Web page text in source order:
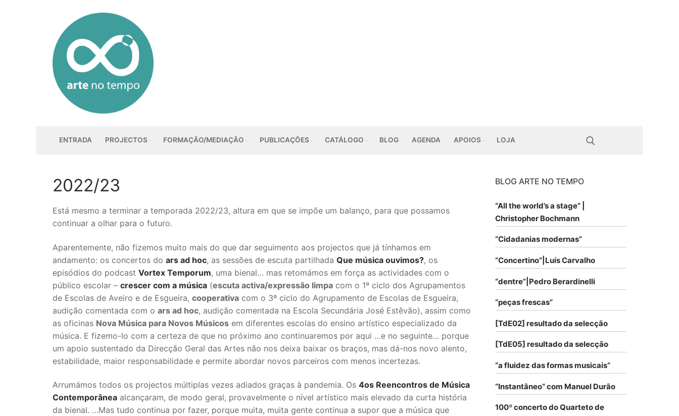
conteúdo
ENTRADA PROJECTOS FORMAÇÃO/MEDIAÇÃO PUBLICAÇÕES CATÁLOGO BLOG AGENDA APOIOS LOJA
2022/23
Está mesmo a terminar a temporada 2022/23, altura em que se impõe um balanço, para que possamos
continuar a olhar para o futuro.
Aparentemente, não fizemos muito mais do que dar seguimento aos projectos que já tínhamos em
andamento: os concertos do ars ad hoc, as sessões de escuta partilhada Que música ouvimos?, os
episódios do podcast Vortex Temporum, uma bienal… mas retomámos em força as actividades com o
público escolar – crescer com a música (escuta activa/expressão limpa com o 1º ciclo dos Agrupamentos
de Escolas de Aveiro e de Esgueira, cooperativa com o 3º ciclo do Agrupamento de Escolas de Esgueira,
audição comentada com o ars ad hoc, audição comentada na Escola Secundária José Estêvão), assim como
as oficinas Nova Música para Novos Músicos em diferentes escolas do ensino artístico especializado da
música. E fizemo-lo com a certeza de que no próximo ano continuaremos por aqui …e no seguinte… porque
um apoio sustentado da Direcção Geral das Artes não nos deixa baixar os braços, mas dá-nos novo alento,
estabilidade, maior responsabilidade e permite abordar novos parceiros com menos incertezas.
Arrumámos todos os projectos múltiplas vezes adiados graças à pandemia. Os 4os Reencontros de Música
Contemporânea alcançaram, de modo geral, provavelmente o nível artístico mais elevado da curta história
da bienal. …Mas tudo continua por fazer, porque muita, muita gente continua a supor que a música que
BLOG ARTE NO TEMPO
“All the world’s a stage” |
Christopher Bochmann
“Cidadanias modernas”
“Concertino”|Luís Carvalho
“dentre”|Pedro Berardinelli
“peças frescas”
[TdE02] resultado da selecção
[TdE05] resultado da selecção
“a fluidez das formas musicais”
“Instantâneo” com Manuel Durão
100º concerto do Quarteto de